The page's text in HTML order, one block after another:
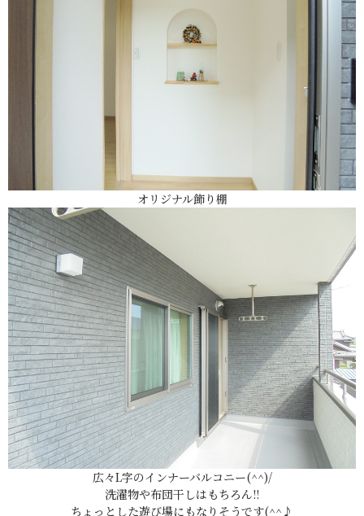
オリジナル飾り棚
広々L字のインナーバルコニー(^^)/
洗濯物や布団干しはもちろん!!
ちょっとした遊び場にもなりそうです(^^♪